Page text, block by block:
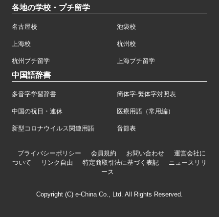
各地の学校・プチ留学
名古屋校 池袋校
上海校 杭州校
杭州プチ留学 上海プチ留学
中国語辞書
多音字学習辞書 簡体字·繁体字対照表
中国の祝日・連休 医療用語（常用編）
新型コロナウイルス関連用語 音節表
プライバシーポリシー 会員規約 お問い合わせ
運営会社に
ついて
リンク自由 特定商取引法に基づく表記
ニュースリリ
ース
Copyright (C) e-China Co., Ltd. All Rights Reserved.